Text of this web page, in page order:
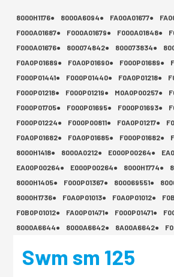
8000H1176● 8000A6094● FA00A01677●
F000A01687●
F000A01679● F000A01848●
F000A01676●
800074842● 800073834●
F0A0P01689●
F0A0P01690● F000P01689●
F000P01441●
F000P01440● F0A0P01218●
F000P01218●
F000P01219● M0A0P00257●
F000P01705●
F000P01695● F000P01693●
F000P01224●
F000P00811● F0A0P01217●
F0A0P01682●
F0A0P01685● F000P01682●
8000H1418●
8000A0212● E000P00264●
EA00P00264●
E000P00264● 8000H1774●
8000H1405●
F000P01367● 800069551●
8000H1736●
F0A0P01013● F0A0P01012●
F0B0P01012●
FA00P01471● F000P01471●
8000A6644●
8000A6642● 8A00A6642●
Swm sm 125